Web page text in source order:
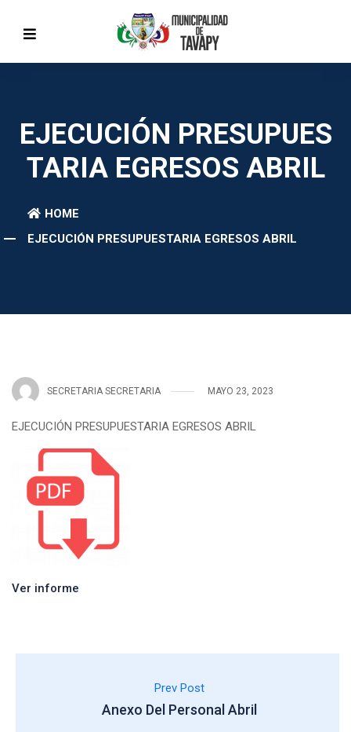
EJECUCIÓN PRESUPUES
TARIA EGRESOS ABRIL
HOME
EJECUCIÓN PRESUPUESTARIA EGRESOS ABRIL
SECRETARIA SECRETARIA MAYO 23, 2023
EJECUCIÓN PRESUPUESTARIA EGRESOS ABRIL
Ver informe
Prev Post
Anexo Del Personal Abril